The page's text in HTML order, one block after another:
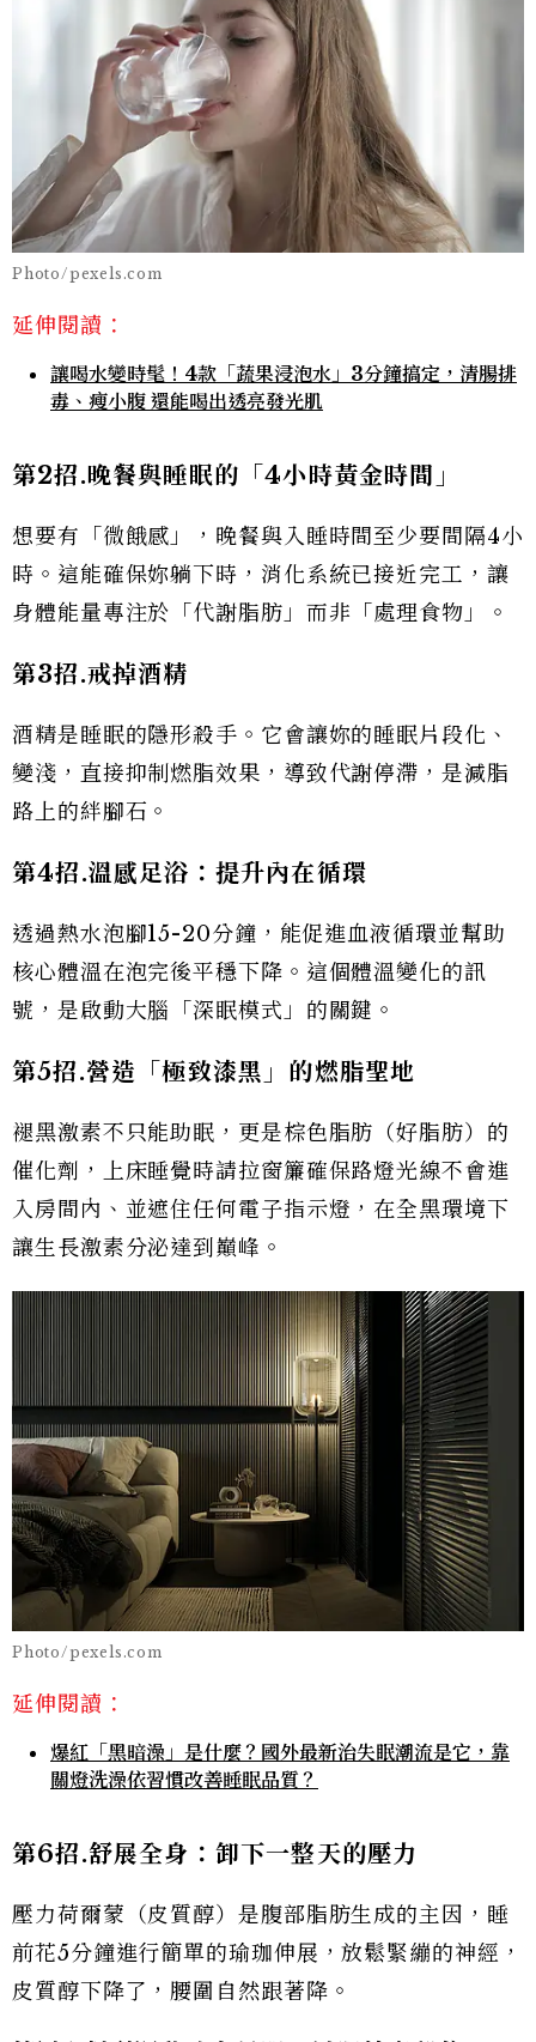
Photo/pexels.com
延伸閱讀：
讓喝水變時髦！4款「蔬果浸泡水」3分鐘搞定，清腸排
毒、瘦小腹 還能喝出透亮發光肌
第2招.晚餐與睡眠的「4小時黃金時間」
想要有「微餓感」，晚餐與入睡時間至少要間隔4小
時。這能確保妳躺下時，消化系統已接近完工，讓
身體能量專注於「代謝脂肪」而非「處理食物」。
第3招.戒掉酒精
酒精是睡眠的隱形殺手。它會讓妳的睡眠片段化、
變淺，直接抑制燃脂效果，導致代謝停滯，是減脂
路上的絆腳石。
第4招.溫感足浴：提升內在循環
透過熱水泡腳15-20分鐘，能促進血液循環並幫助
核心體溫在泡完後平穩下降。這個體溫變化的訊
號，是啟動大腦「深眠模式」的關鍵。
第5招.營造「極致漆黑」的燃脂聖地
褪黑激素不只能助眠，更是棕色脂肪（好脂肪）的
催化劑，上床睡覺時請拉窗簾確保路燈光線不會進
入房間內、並遮住任何電子指示燈，在全黑環境下
讓生長激素分泌達到巔峰。
Photo/pexels.com
延伸閱讀：
爆紅「黑暗澡」是什麼？國外最新治失眠潮流是它，靠
關燈洗澡依習慣改善睡眠品質？
第6招.舒展全身：卸下一整天的壓力
壓力荷爾蒙（皮質醇）是腹部脂肪生成的主因，睡
前花5分鐘進行簡單的瑜珈伸展，放鬆緊繃的神經，
皮質醇下降了，腰圍自然跟著降。